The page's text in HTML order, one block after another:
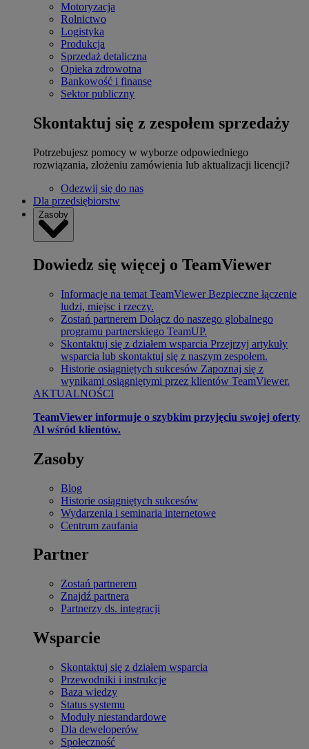
Motoryzacja
Rolnictwo
Logistyka
Produkcja
Sprzedaż detaliczna
Opieka zdrowotna
Bankowość i finanse
Sektor publiczny
Skontaktuj się z zespołem sprzedaży
Potrzebujesz pomocy w wyborze odpowiedniego
rozwiązania, złożeniu zamówienia lub aktualizacji licencji?
Odezwij się do nas
Dla przedsiębiorstw
Zasoby
Dowiedz się więcej o TeamViewer
Informacje na temat TeamViewer Bezpieczne łączenie
ludzi, miejsc i rzeczy.
Zostań partnerem Dołącz do naszego globalnego
programu partnerskiego TeamUP.
Skontaktuj się z działem wsparcia Przejrzyj artykuły
wsparcia lub skontaktuj się z naszym zespołem.
Historie osiągniętych sukcesów Zapoznaj się z
wynikami osiągniętymi przez klientów TeamViewer.
AKTUALNOŚCI
TeamViewer informuje o szybkim przyjęciu swojej oferty
Al wśród klientów.
Zasoby
Blog
Historie osiągniętych sukcesów
Wydarzenia i seminaria internetowe
Centrum zaufania
Partner
Zostań partnerem
Znajdź partnera
Partnerzy ds. integracji
Wsparcie
Skontaktuj się z działem wsparcia
Przewodniki i instrukcje
Baza wiedzy
Status systemu
Moduły niestandardowe
Dla deweloperów
Społeczność